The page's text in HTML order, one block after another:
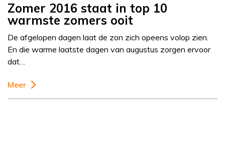
Zomer 2016 staat in top 10
warmste zomers ooit
De afgelopen dagen laat de zon zich opeens volop zien.
En die warme laatste dagen van augustus zorgen ervoor
dat…
Meer